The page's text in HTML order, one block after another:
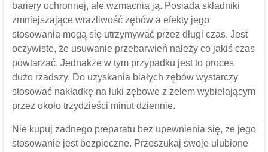
bariery ochronnej, ale wzmacnia ją. Posiada składniki
zmniejszające wrażliwość zębów a efekty jego
stosowania mogą się utrzymywać przez długi czas. Jest
oczywiste, że usuwanie przebarwień należy co jakiś czas
powtarzać. Jednakże w tym przypadku jest to proces
dużo rzadszy. Do uzyskania białych zębów wystarczy
stosować nakładkę na łuki zębowe z żelem wybielającym
przez około trzydzieści minut dziennie.
Nie kupuj żadnego preparatu bez upewnienia się, że jego
stosowanie jest bezpieczne. Przeszukaj swoje ulubione